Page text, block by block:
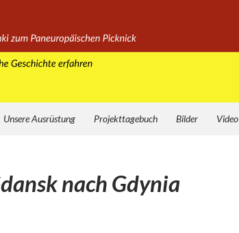
Unsere Ausrüstung Projekttagebuch Bilder Video
nach Gdynia